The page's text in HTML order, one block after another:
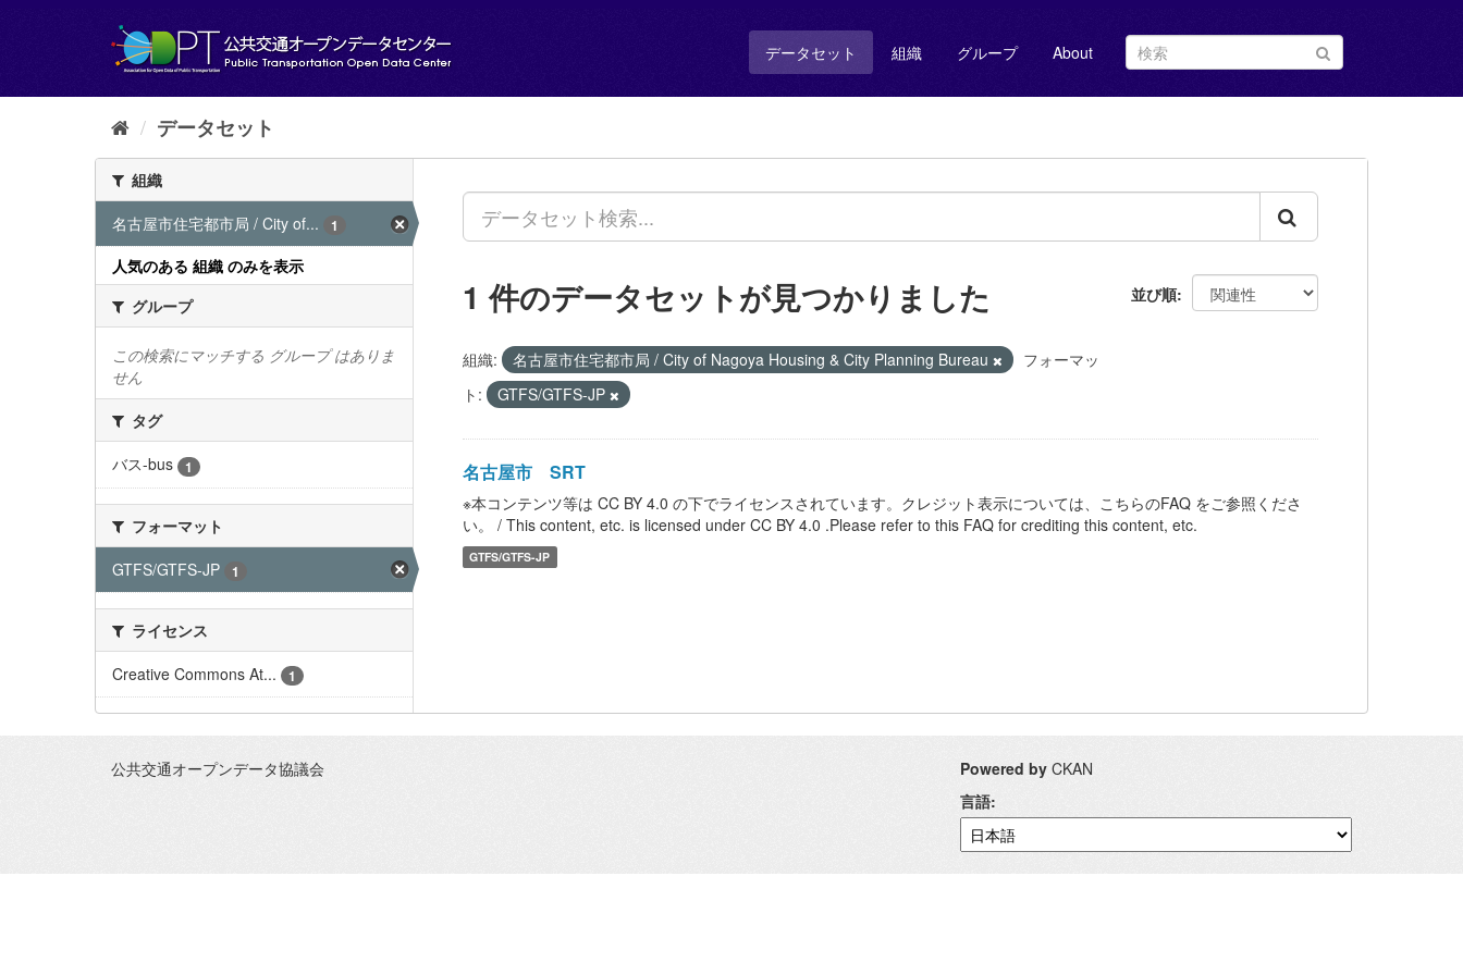
し
データセット 組織 グループ About
データセット
組織
名古屋市住宅都市局 / City of...
1
人気のある 組織 のみを表示
グループ
この検索にマッチする グループ はありま
せん
タグ
バス-bus
1
フォーマット
GTFS/GTFS-JP
1
ライセンス
Creative Commons At...
1
並び順
1 件のデータセットが見つかりました
組織: 名古屋市住宅都市局 / City of Nagoya Housing & City Planning Bureau
フォーマッ
ト:
GTFS/GTFS-JP
名古屋市 SRT
※本コンテンツ等は CC BY 4.0 の下でライセンスされています。クレジット表示については、こちらのFAQ をご参照くださ
い。 / This content, etc. is licensed under CC BY 4.0 .Please refer to this FAQ for crediting this content, etc.
GTFS/GTFS-JP
公共交通オープンデータ協議会 Powered by CKAN
言語